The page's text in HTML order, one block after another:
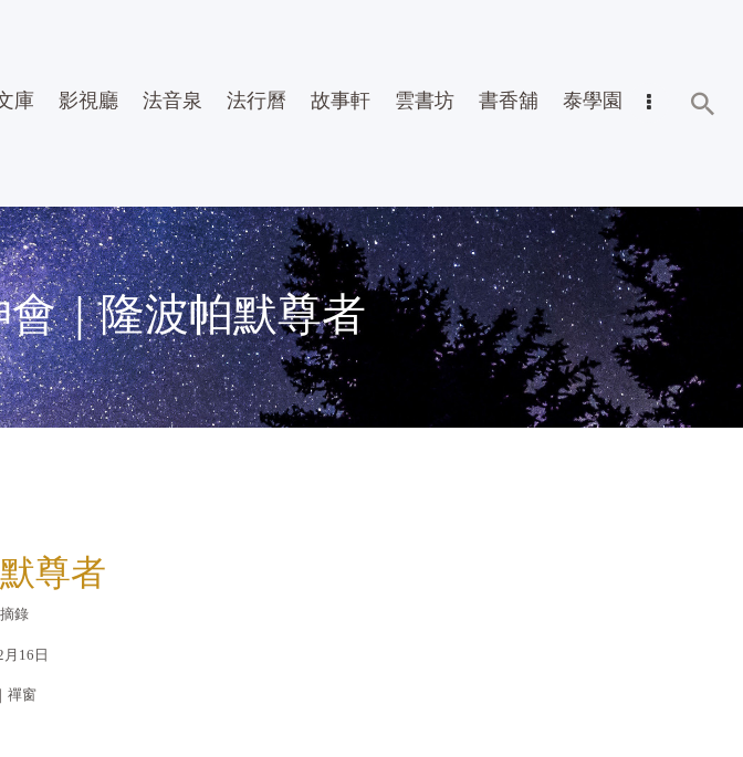
庫 影視廳 法音泉 法行曆 故事軒 雲書坊 書香舖 泰學園
｜隆波帕默尊者
尊者
錄
月16日
禪窗